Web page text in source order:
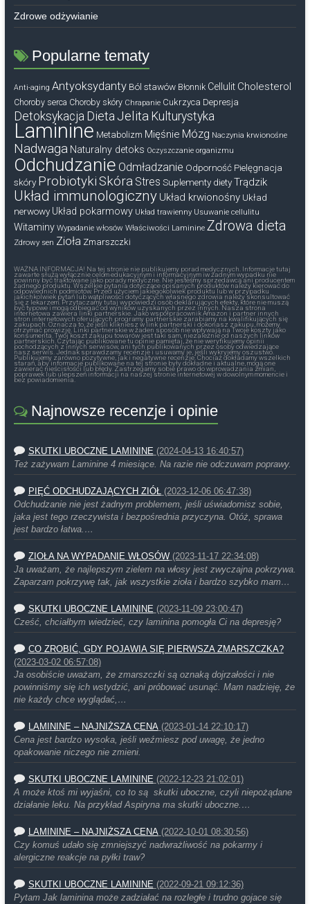
Zdrowe odżywianie
Popularne tematy
Anti-aging Antyoksydanty Ból stawów Błonnik Cellulit Cholesterol
Choroby serca Choroby skóry Chrapanie Cukrzyca Depresja
Detoksykacja Dieta Jelita Kulturystyka
Laminine Metabolizm Mięśnie Mózg Naczynia krwionośne
Nadwaga Naturalny detoks Oczyszczanie organizmu
Odchudzanie Odmładzanie Odporność Pielęgnacja
skóry Probiotyki Skóra Stres Suplementy diety Trądzik
Układ immunologiczny Układ krwionośny Układ
nerwowy Układ pokarmowy Układ trawienny Usuwanie cellulitu
Witaminy Wypadanie włosów Właściwości Laminine Zdrowa dieta
Zdrowy sen Zioła Zmarszczki
WAŻNA INFORMACJA! Na tej stronie nie publikujemy porad medycznych. Informacje tutaj
zawarte służą wyłącznie celom edukacyjnym i informacyjnym iw żadnym wypadku nie
powinny być traktowane jako porady medyczne. Nie jesteśmy sprzedawcą ani producentem
żadnego produktu. Wszelkie pytania dotyczące opisanych produktów należy kierować do
odpowiednich podmiotów. Przed użyciem jakiegokolwiek produktu lub w przypadku
jakichkolwiek pytań lub wątpliwości dotyczących własnego zdrowia należy skonsultować
się z lekarzem. Przytaczamy tutaj wypowiedzi osób deklarujących efekty, które nie muszą
być typowe i mogą odbiegać od wyników uzyskanych przez innych. Nasza strona
internetowa zawiera linki partnerskie. Jako współpracownik Amazon i partner innych
stron internetowych oferujących programy partnerskie zarabiamy na kwalifikujących się
zakupach. Oznacza to, że jeśli klikniesz w link partnerski i dokonasz zakupu, możemy
otrzymać prowizję. Linki partnerskie w żaden sposób nie wpływają na Twoje koszty jako
konsumenta. Twój koszt zakupu towarów jest taki sam, niezależnie od naszych linków
partnerskich. Czytając publikowane tu opinie pamiętaj, że nie weryfikujemy opinii
pochodzących z innych serwisów, ani tych publikowanych przez osoby odwiedzające
nasz serwis. Jednak sprawdzamy recenzje i usuwamy je, jeśli wykryjemy oszustwo.
Publikujemy zarówno pozytywne, jak i negatywne recenzje. Chociaż dokładamy wszelkich
starań, aby informacje publikowane na tej stronie były dokładne i aktualne, mogą one
zawierać nieścisłości lub błędy. Zastrzegamy sobie prawo do wprowadzania zmian,
poprawek lub ulepszeń informacji na naszej stronie internetowej w dowolnym momencie i
bez powiadomienia.
Najnowsze recenzje i opinie
SKUTKI UBOCZNE LAMININE (2024-04-13 16:40:57)
Też zażywam Laminine 4 miesiące. Na razie nie odczuwam poprawy.
PIĘĆ ODCHUDZAJĄCYCH ZIÓŁ (2023-12-06 06:47:38)
Odchudzanie nie jest żadnym problemem, jeśli uświadomisz sobie,
jaka jest tego rzeczywista i bezpośrednia przyczyna. Otóż, sprawa
jest bardzo łatwa.…
ZIOŁA NA WYPADANIE WŁOSÓW (2023-11-17 22:34:08)
Ja uważam, że najlepszym zielem na włosy jest zwyczajna pokrzywa.
Zaparzam pokrzywę tak, jak wszystkie zioła i bardzo szybko mam…
SKUTKI UBOCZNE LAMININE (2023-11-09 23:00:47)
Cześć, chciałbym wiedzieć, czy laminina pomogła Ci na depresję?
CO ZROBIĆ, GDY POJAWIA SIĘ PIERWSZA ZMARSZCZKA?
(2023-03-02 06:57:08)
Ja osobiście uważam, że zmarszczki są oznaką dojrzałości i nie
powinniśmy się ich wstydzić, ani próbować usunąć. Mam nadzieję, że
nie każdy chce wyglądać,…
LAMININE – NAJNIŻSZA CENA (2023-01-14 22:10:17)
Cena jest bardzo wysoka, jeśli weźmiesz pod uwagę, że jedno
opakowanie niczego nie zmieni.
SKUTKI UBOCZNE LAMININE (2022-12-23 21:02:01)
A może ktoś mi wyjaśni, co to są skutki uboczne, czyli niepożądane
działanie leku. Na przykład Aspiryna ma skutki uboczne.…
LAMININE – NAJNIŻSZA CENA (2022-10-01 08:30:56)
Czy komuś udało się zmniejszyć nadwrażliwość na pokarmy i
alergiczne reakcje na pyłki traw?
SKUTKI UBOCZNE LAMININE (2022-09-21 09:12:36)
Pytam Jak laminina może zadziałać na rozległe i trudno gojace się